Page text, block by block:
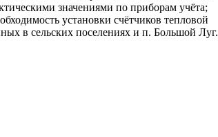
значениями по приборам учёта;
установки счётчиков тепловой
в сельских поселениях и п. Большой Луг.